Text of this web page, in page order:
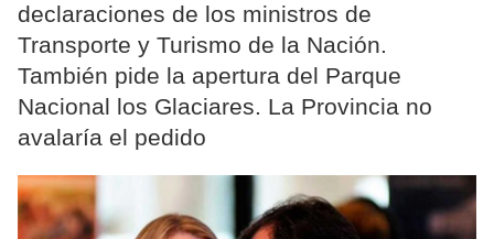
declaraciones de los ministros de
Transporte y Turismo de la Nación.
También pide la apertura del Parque
Nacional los Glaciares. La Provincia no
avalaría el pedido